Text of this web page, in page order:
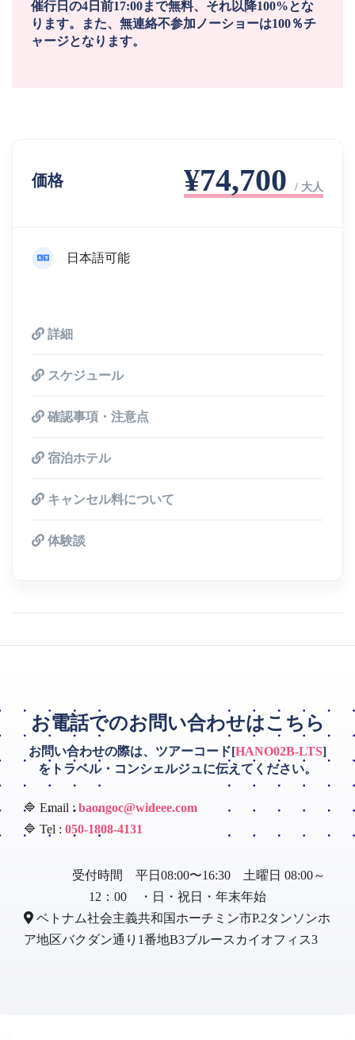
催行日の4日前17:00まで無料、それ以降100%とな
ります。また、無連絡不参加ノーショーは100％チ
ャージとなります。
価格 ¥74,700 / 大人
日本語可能
詳細
スケジュール
確認事項・注意点
宿泊ホテル
キャンセル料について
体験談
お電話でのお問い合わせはこちら
お問い合わせの際は、ツアーコード[HANO02B-LTS]
をトラベル・コンシェルジュに伝えてください。
🔷 Email :baongoc@wideee.com
🔷 Tel : 050-1808-4131
受付時間 平日08:00〜16:30 土曜日 08:00～
12：00 ・日・祝日・年末年始
ベトナム社会主義共和国ホーチミン市P.2タンソンホ
ア地区バクダン通り1番地B3ブルースカイオフィス3